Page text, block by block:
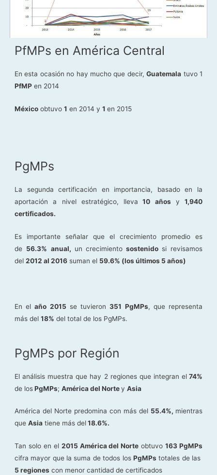
PfMPs en América Central
En esta ocasión no hay mucho que decir,Guatemala tuvo 1
PfMP en 2014
México obtuvo 1 en 2014 y 1 en 2015
PgMPs
La segunda certificación en importancia, basado en la
aportación a nivel estratégico, lleva 10 añosy 1,940
certificados.
Es importante señalar que el crecimiento promedio es
de 56.3% anual, un crecimiento sostenido si revisamos
del 2012 al 2016 suman el 59.6% (los últimos 5 años)
En elaño 2015 se tuvieron351 PgMPs, que representa
más del 18% del total de los PgMPs.
PgMPs por Región
El análisis muestra que hay 2 regiones que integran el74%
de losPgMPs; América del Nortey Asia
América del Norte predomina con más del 55.4%, mientras
que Asia tiene más del18.6%.
Tan solo en el 2015 América del Norte obtuvo163 PgMPs
cifra mayor que la suma de todos los PgMPstotales de las
5 regiones con menor cantidad de certificados